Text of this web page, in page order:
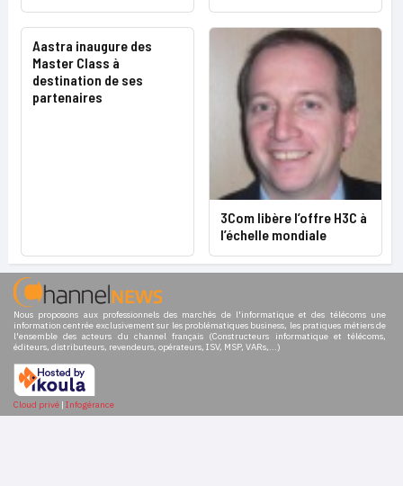
Aastra inaugure des
Master Class à
destination de ses
partenaires
3Com libère l’offre H3C à
l’échelle mondiale
Nous proposons aux professionnels des marchés de l'informatique et des télécoms une
information centrée exclusivement sur les problématiques business, les pratiques métiers de
l'ensemble des acteurs du channel français (Constructeurs informatique et télécoms,
éditeurs, distributeurs, revendeurs, opérateurs, ISV, MSP, VARs,...)
Cloud privé | Infogérance